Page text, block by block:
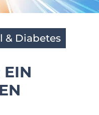
& Diabetes